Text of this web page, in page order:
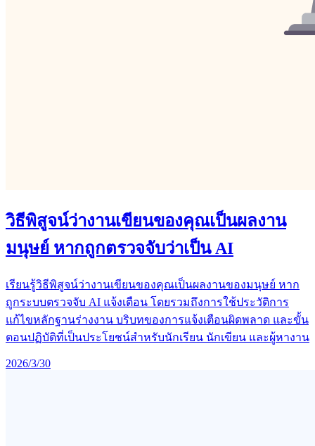
วิธีพิสูจน์ว่างานเขียนของคุณเป็นผลงาน
มนุษย์ หากถูกตรวจจับว่าเป็น AI
เรียนรู้วิธีพิสูจน์ว่างานเขียนของคุณเป็นผลงานของมนุษย์ หาก
ถูกระบบตรวจจับ AI แจ้งเตือน โดยรวมถึงการใช้ประวัติการ
แก้ไขหลักฐานร่างงาน บริบทของการแจ้งเตือนผิดพลาด และขั้น
ตอนปฏิบัติที่เป็นประโยชน์สำหรับนักเรียน นักเขียน และผู้หางาน
2026/3/30